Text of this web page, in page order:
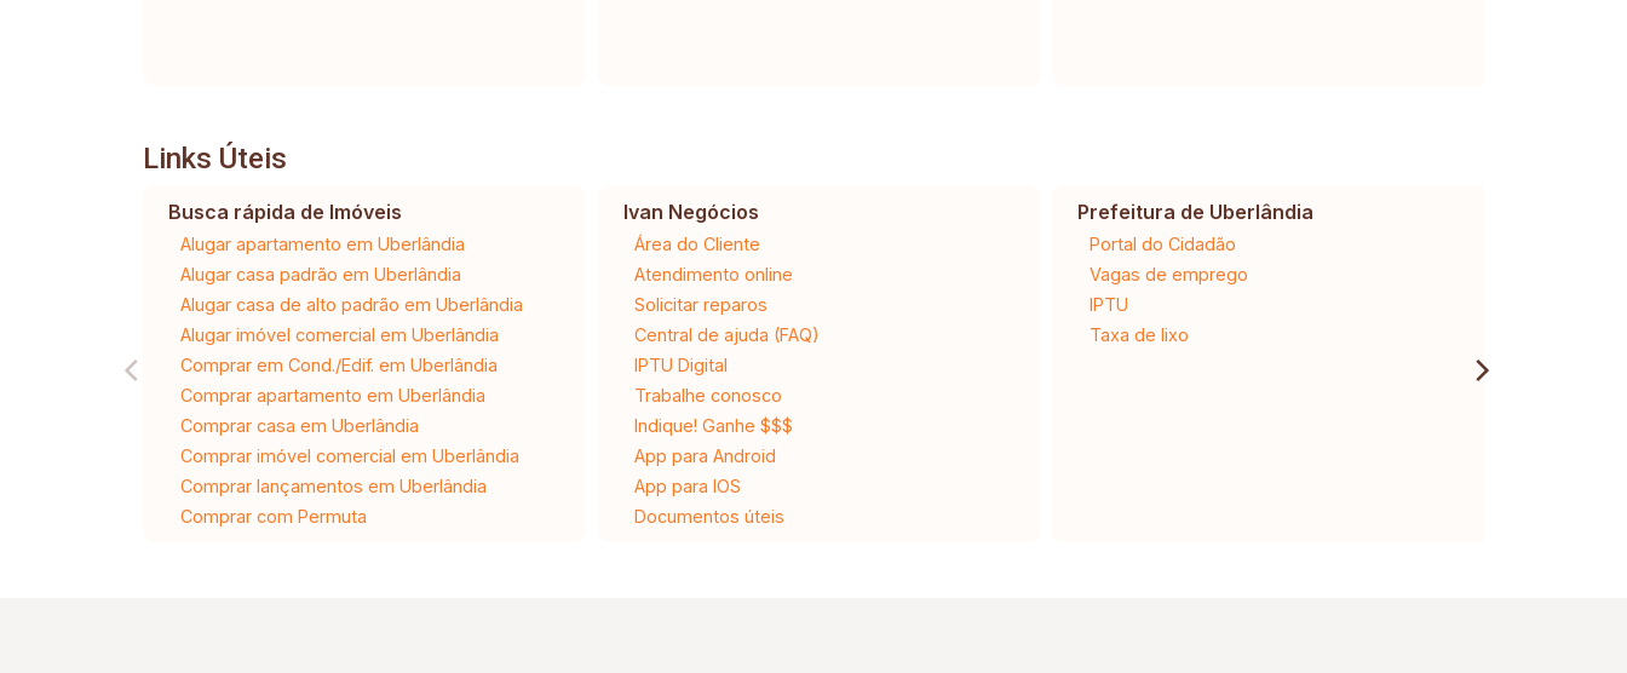
Links Úteis
Busca rápida de Imóveis
Alugar apartamento em Uberlândia
Alugar casa padrão em Uberlândia
Alugar casa de alto padrão em Uberlândia
Alugar imóvel comercial em Uberlândia
Comprar em Cond./Edif. em Uberlândia
Comprar apartamento em Uberlândia
Comprar casa em Uberlândia
Comprar imóvel comercial em Uberlândia
Comprar lançamentos em Uberlândia
Comprar com Permuta
Ivan Negócios
Área do Cliente
Atendimento online
Solicitar reparos
Central de ajuda (FAQ)
IPTU Digital
Trabalhe conosco
Indique! Ganhe $$$
App para Android
App para IOS
Documentos úteis
Prefeitura de Uberlândia
Portal do Cidadão
Vagas de emprego
IPTU
Taxa de lixo